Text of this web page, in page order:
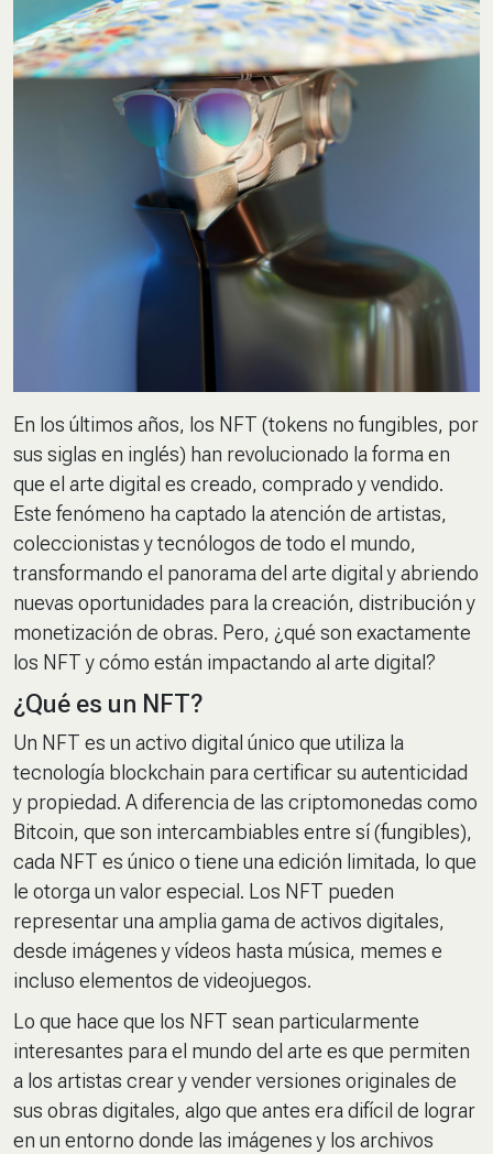
En los últimos años, los NFT (tokens no fungibles, por
sus siglas en inglés) han revolucionado la forma en
que el arte digital es creado, comprado y vendido.
Este fenómeno ha captado la atención de artistas,
coleccionistas y tecnólogos de todo el mundo,
transformando el panorama del arte digital y abriendo
nuevas oportunidades para la creación, distribución y
monetización de obras. Pero, ¿qué son exactamente
los NFT y cómo están impactando al arte digital?
¿Qué es un NFT?
Un NFT es un activo digital único que utiliza la
tecnología blockchain para certificar su autenticidad
y propiedad. A diferencia de las criptomonedas como
Bitcoin, que son intercambiables entre sí (fungibles),
cada NFT es único o tiene una edición limitada, lo que
le otorga un valor especial. Los NFT pueden
representar una amplia gama de activos digitales,
desde imágenes y vídeos hasta música, memes e
incluso elementos de videojuegos.
Lo que hace que los NFT sean particularmente
interesantes para el mundo del arte es que permiten
a los artistas crear y vender versiones originales de
sus obras digitales, algo que antes era difícil de lograr
en un entorno donde las imágenes y los archivos